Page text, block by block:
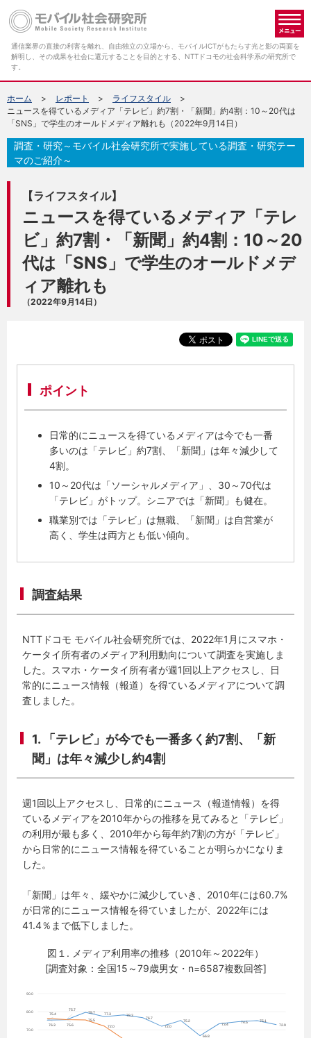
通信業界の直接の利害を離れ、自由独立の立場から、モバイルICTがもたらす光と影の両面を
解明し、その成果を社会に還元することを目的とする、NTTドコモの社会科学系の研究所で
す。
ホーム レポート
ライフスタイル
ニュースを得ているメディア「テレビ」約7割・「新聞」約4割：10～20代は
「SNS」で学生のオールドメディア離れも（2022年9月14日）
【ライフスタイル】
ニュースを得ているメディア「テレ
ビ」約7割・「新聞」約4割：10～20
代は「SNS」で学生のオールドメデ
ィア離れも
（2022年9月14日）
調査・研究～モバイル社会研究所で実施している調査・研究テー
マのご紹介～
ポイント
日常的にニュースを得ているメディアは今でも一番
多いのは「テレビ」約7割、「新聞」は年々減少して
4割。
10～20代は「ソーシャルメディア」、30～70代は
「テレビ」がトップ。シニアでは「新聞」も健在。
職業別では「テレビ」は無職、「新聞」は自営業が
高く、学生は両方とも低い傾向。
調査結果
NTTドコモ モバイル社会研究所では、2022年1月にスマホ・
ケータイ所有者のメディア利用動向について調査を実施しま
した。スマホ・ケータイ所有者が週1回以上アクセスし、日
常的にニュース情報（報道）を得ているメディアについて調
査しました。
1. 「テレビ」が今でも一番多く約7割、「新
聞」は年々減少し約4割
週1回以上アクセスし、日常的にニュース（報道情報）を得
ているメディアを2010年からの推移を見てみると「テレビ」
の利用が最も多く、2010年から毎年約7割の方が「テレビ」
から日常的にニュース情報を得ていることが明らかになりま
した。
「新聞」は年々、緩やかに減少していき、2010年には60.7%
が日常的にニュース情報を得ていましたが、2022年には
41.4％まで低下しました。
図１. メディア利用率の推移（2010年～2022年）
[調査対象：全国15～79歳男女・n=6587複数回答]